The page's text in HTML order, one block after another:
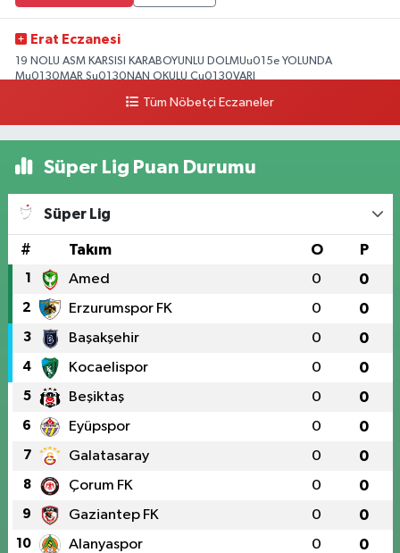
Erat Eczanesi
19 NOLU ASM KARSISI KARABOYUNLU DOLMUu015e YOLUNDA
Mu0130MAR Su0130NAN OKULU Cu0130VARI
Yol Tarifi Al
Tüm Nöbetçi Eczaneler
Süper Lig Puan Durumu
Süper Lig
# Takım O P
1 Amed 0 0
2 Erzurumspor FK 0 0
3 Başakşehir 0 0
4 Kocaelispor 0 0
5 Beşiktaş 0 0
6 Eyüpspor 0 0
7 Galatasaray 0 0
8 Çorum FK 0 0
9 Gaziantep FK 0 0
10 Alanyaspor 0 0